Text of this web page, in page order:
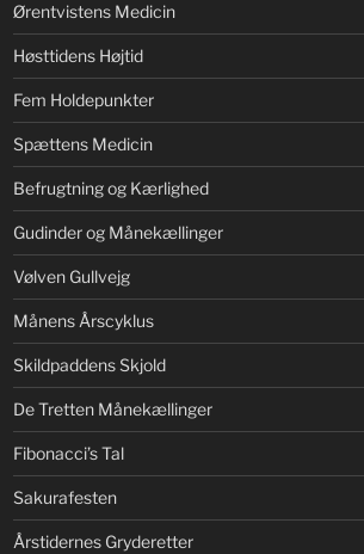
Ørentvistens Medicin
Høsttidens Højtid
Fem Holdepunkter
Spættens Medicin
Befrugtning og Kærlighed
Gudinder og Månekællinger
Vølven Gullvejg
Månens Årscyklus
Skildpaddens Skjold
De Tretten Månekællinger
Fibonacci’s Tal
Sakurafesten
Årstidernes Gryderetter